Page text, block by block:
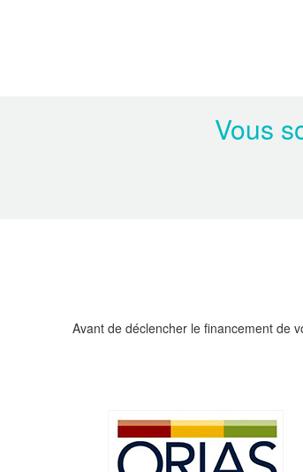
Vous
Avant de déclencher le financement de